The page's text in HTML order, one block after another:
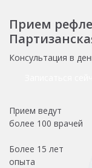
Прием
Консультация в
Прием ведут
более 100 врачей
Более 15 лет
опыта